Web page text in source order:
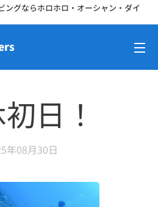
ングならホロホロ・オーシャン・ダイ
日！
年08月30日